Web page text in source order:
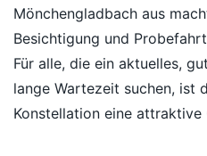
Mönchengladbach aus
Besichtigung und
Für alle, die ein aktuelles,
lange Wartezeit suchen, ist
Konstellation eine attraktive